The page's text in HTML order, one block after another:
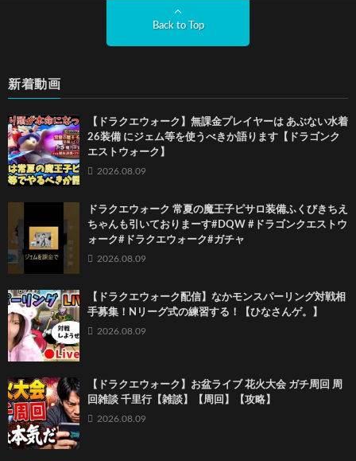
Back to Top
新着動画
【ドラクエウォーク】無課金プレイヤーは あぶない水着
26装備 にジェム等を使うべきか語ります【ドラゴンク
エストウォーク】
2026.08.09
ドラクエウォーク 常夏の魔王子ピサロ装備ふくびきちえ
ちゃんも引いておりまーす#DQW #ドラゴンクエストウ
ォーク#ドラクエウォーク#ガチャ
2026.08.09
【ドラクエウォーク配信】なかモンスパーリング対戦相
手募集！Nリーグ式の練習する！【ひなさんゲ。】
2026.08.09
【ドラクエウォーク】お盆ライブ 花火大会 ガチ周回 周
回雑談 千里行【雑談】【周回】【攻略】
2026.08.09